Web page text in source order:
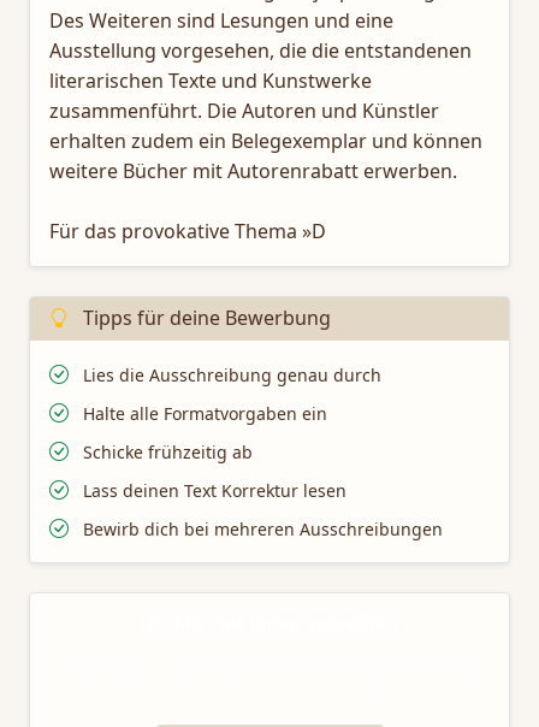
Des Weiteren sind Lesungen und eine
Ausstellung vorgesehen, die die entstandenen
literarischen Texte und Kunstwerke
zusammenführt. Die Autoren und Künstler
erhalten zudem ein Belegexemplar und können
weitere Bücher mit Autorenrabatt erwerben.
Für das provokative Thema »D
Tipps für deine Bewerbung
Lies die Ausschreibung genau durch
Halte alle Formatvorgaben ein
Schicke frühzeitig ab
Lass deinen Text Korrektur lesen
Bewirb dich bei mehreren Ausschreibungen